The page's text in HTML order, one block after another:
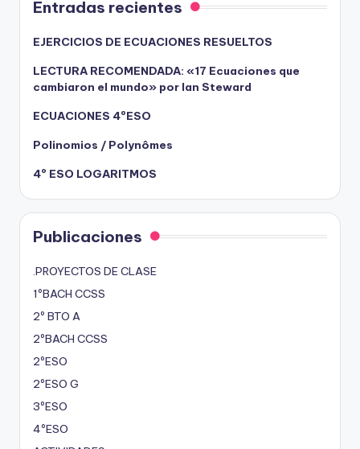
Entradas recientes
EJERCICIOS DE ECUACIONES RESUELTOS
LECTURA RECOMENDADA: «17 Ecuaciones que
cambiaron el mundo» por Ian Steward
ECUACIONES 4ºESO
Polinomios / Polynômes
4º ESO LOGARITMOS
Publicaciones
.PROYECTOS DE CLASE
1ºBACH CCSS
2º BTO A
2ºBACH CCSS
2ºESO
2ºESO G
3ºESO
4ºESO